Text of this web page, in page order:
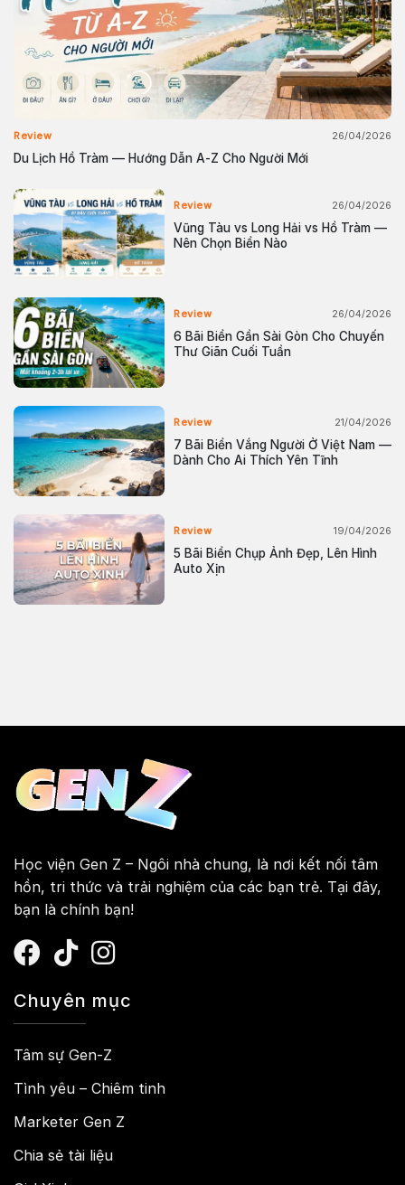
Review
Du Lịch Hồ Tràm — Hướng Dẫn A-Z Cho Người Mới
26/04/2026
Review
Vũng Tàu vs Long Hải vs Hồ Tràm —
Nên Chọn Biển Nào
26/04/2026
Review
6 Bãi Biển Gần Sài Gòn Cho Chuyến
Thư Giãn Cuối Tuần
26/04/2026
Review
7 Bãi Biển Vắng Người Ở Việt Nam —
Dành Cho Ai Thích Yên Tĩnh
21/04/2026
Review
5 Bãi Biển Chụp Ảnh Đẹp, Lên Hình
Auto Xịn
19/04/2026
Học viện Gen Z – Ngôi nhà chung, là nơi kết nối tâm
hồn, tri thức và trải nghiệm của các bạn trẻ. Tại đây,
bạn là chính bạn!
Chuyên mục
Tâm sự Gen-Z
Tình yêu – Chiêm tinh
Marketer Gen Z
Chia sẻ tài liệu